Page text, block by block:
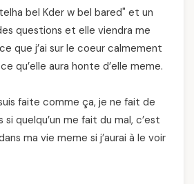
bel Kder w bel bared" et un
questions et elle viendra me
que j’ai sur le coeur calmement
qu’elle aura honte d’elle meme.
faite comme ça, je ne fait de
si quelqu’un me fait du mal, c’est
ma vie meme si j’aurai à le voir